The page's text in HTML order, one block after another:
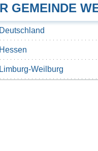
GEMEINDE
Deutschland
Hessen
Limburg-Weilburg